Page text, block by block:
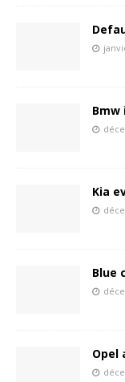
Bmw
Kia
Blue
Opel